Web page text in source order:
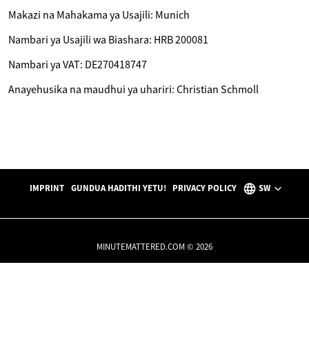
Makazi na Mahakama ya Usajili: Munich
Nambari ya Usajili wa Biashara: HRB 200081
Nambari ya VAT: DE270418747
Anayehusika na maudhui ya uhariri: Christian Schmoll
IMPRINT GUNDUA HADITHI YETU! PRIVACY POLICY SW
MINUTEMATTERED.COM © 2026